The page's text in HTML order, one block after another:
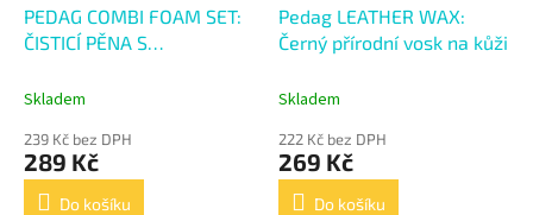
PEDAG COMBI FOAM SET:
ČISTICÍ PĚNA S
Skladem
239 Kč bez DPH
289 Kč
Do košíku
Pedag LEATHER WAX:
Černý přírodní vosk na kůži
Skladem
222 Kč bez DPH
269 Kč
Do košíku